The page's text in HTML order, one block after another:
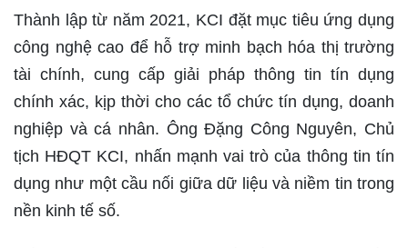
Thành lập từ năm 2021, KCI đặt mục tiêu ứng dụng
công nghệ cao để hỗ trợ minh bạch hóa thị trường
tài chính, cung cấp giải pháp thông tin tín dụng
chính xác, kịp thời cho các tổ chức tín dụng, doanh
nghiệp và cá nhân. Ông Đặng Công Nguyên, Chủ
tịch HĐQT KCI, nhấn mạnh vai trò của thông tin tín
dụng như một cầu nối giữa dữ liệu và niềm tin trong
nền kinh tế số.